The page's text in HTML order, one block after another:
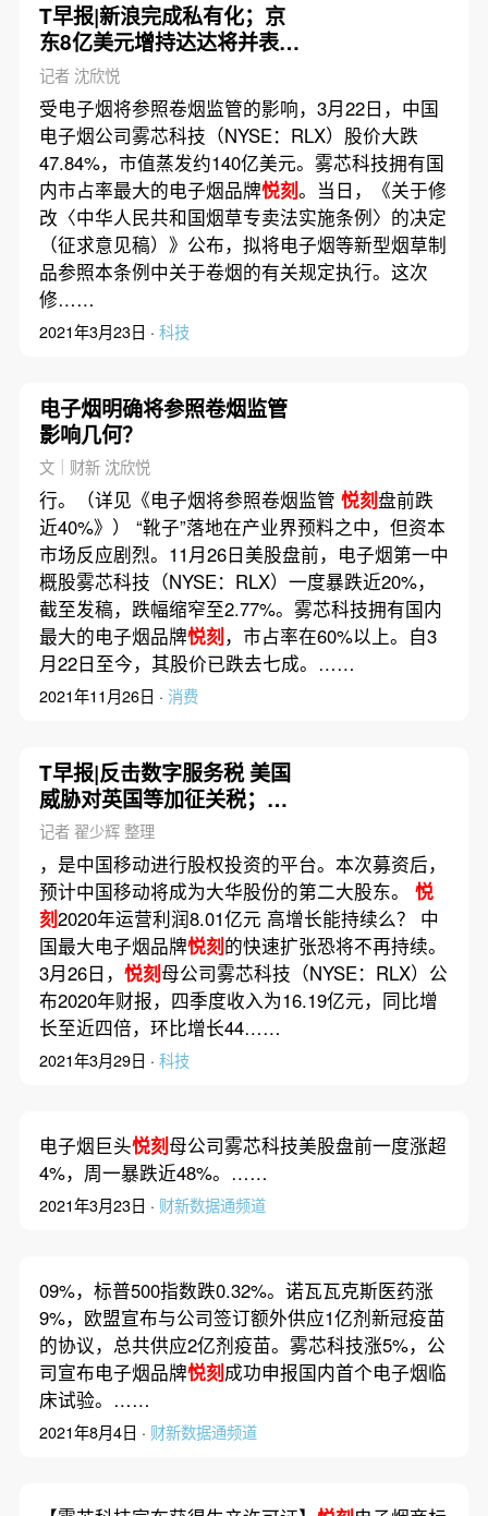
T早报|新浪完成私有化；京
东8亿美元增持达达将并表；
电子烟监管来袭
跌50%
记者 沈欣悦
受电子烟将参照卷烟监管的影响，3月22日，中国
电子烟公司雾芯科技（NYSE：RLX）股价大跌
47.84%，市值蒸发约140亿美元。雾芯科技拥有国
内市占率最大的电子烟品牌悦刻。当日，《关于修
改〈中华人民共和国烟草专卖法实施条例〉的决定
（征求意见稿）》公布，拟将电子烟等新型烟草制
品参照本条例中关于卷烟的有关规定执行。这次
修……
2021年3月23日 · 科技
电子烟明确将参照卷烟监管
影响几何？
文｜财新 沈欣悦
行。（详见《电子烟将参照卷烟监管 悦刻盘前跌
近40%》） “靴子”落地在产业界预料之中，但资本
市场反应剧烈。11月26日美股盘前，电子烟第一中
概股雾芯科技（NYSE：RLX）一度暴跌近20%，
截至发稿，跌幅缩窄至2.77%。雾芯科技拥有国内
最大的电子烟品牌悦刻，市占率在60%以上。自3
月22日至今，其股价已跌去七成。……
2021年11月26日 · 消费
T早报|反击数字服务税 美国
威胁对英国等加征关税；因
芯片短缺 蔚来汽车宣布停产
5天；格兰仕要约收购惠而浦
中国获批
记者 翟少辉 整理
，是中国移动进行股权投资的平台。本次募资后，
预计中国移动将成为大华股份的第二大股东。 悦
刻2020年运营利润8.01亿元 高增长能持续么？ 中
国最大电子烟品牌悦刻的快速扩张恐将不再持续。
3月26日， 悦刻母公司雾芯科技（NYSE：RLX）公
布2020年财报，四季度收入为16.19亿元，同比增
长至近四倍，环比增长44……
2021年3月29日 · 科技
电子烟巨头悦刻母公司雾芯科技美股盘前一度涨超
4%，周一暴跌近48%。……
2021年3月23日 · 财新数据通频道
09%，标普500指数跌0.32%。诺瓦瓦克斯医药涨
9%，欧盟宣布与公司签订额外供应1亿剂新冠疫苗
的协议，总共供应2亿剂疫苗。雾芯科技涨5%，公
司宣布电子烟品牌悦刻成功申报国内首个电子烟临
床试验。……
2021年8月4日 · 财新数据通频道